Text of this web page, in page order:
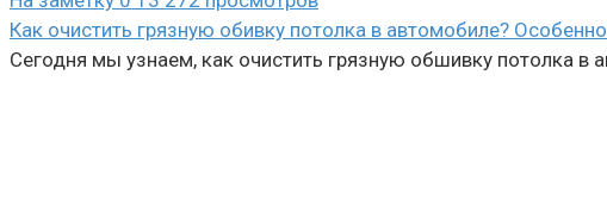
Как очистить грязную обивку потолка в автомобиле?
Сегодня мы узнаем, как очистить грязную обшивку потолка